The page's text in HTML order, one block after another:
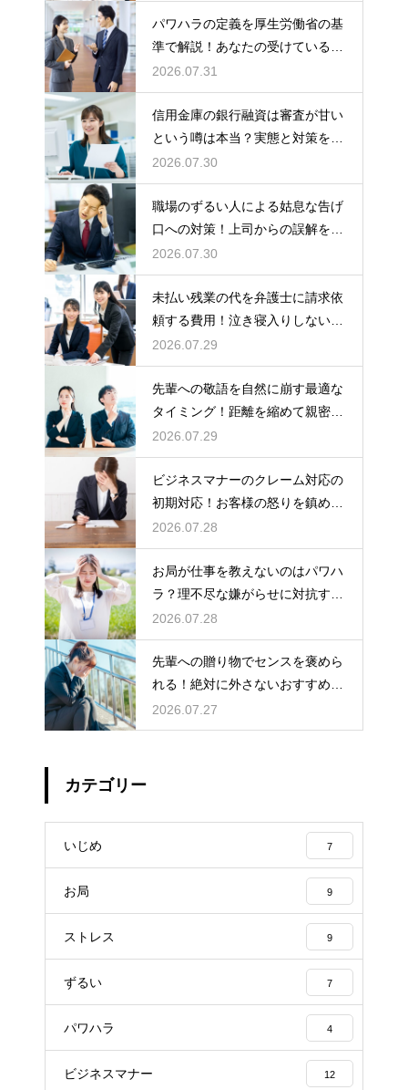
パワハラの定義を厚生労働省の基
準で解説！あなたの受けている行
為は該当する？
2026.07.31
信用金庫の銀行融資は審査が甘い
という噂は本当？実態と対策を徹
底解説
2026.07.30
職場のずるい人による姑息な告げ
口への対策！上司からの誤解を解
いて自分の身の潔白を証明する手
順
2026.07.30
未払い残業の代を弁護士に請求依
頼する費用！泣き寝入りしないた
めの知識
2026.07.29
先輩への敬語を自然に崩す最適な
タイミング！距離を縮めて親密な
関係を築くためのステップ
2026.07.29
ビジネスマナーのクレーム対応の
初期対応！お客様の怒りを鎮める
謝罪の形
2026.07.28
お局が仕事を教えないのはパワハ
ラ？理不尽な嫌がらせに対抗する
具体策
2026.07.28
先輩への贈り物でセンスを褒めら
れる！絶対に外さないおすすめの
アイテム
2026.07.27
カテゴリー
いじめ 7
お局 9
ストレス 9
ずるい 7
パワハラ 4
ビジネスマナー 12